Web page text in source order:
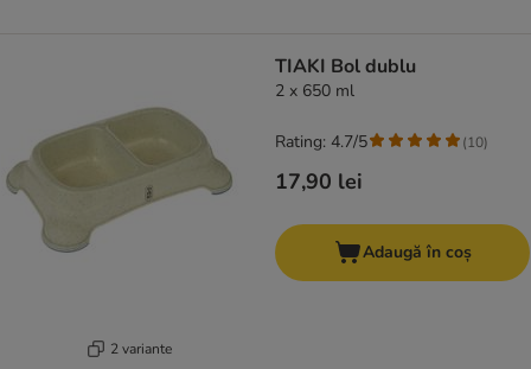
2 variante
TIAKI Bol dublu
2 x 650 ml
17,90 lei
Rating: 4.7/5 (10)
Adaugă în coș